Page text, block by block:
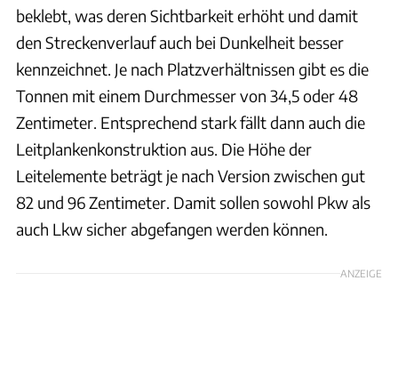
beklebt, was deren Sichtbarkeit erhöht und damit
den Streckenverlauf auch bei Dunkelheit besser
kennzeichnet. Je nach Platzverhältnissen gibt es die
Tonnen mit einem Durchmesser von 34,5 oder 48
Zentimeter. Entsprechend stark fällt dann auch die
Leitplankenkonstruktion aus. Die Höhe der
Leitelemente beträgt je nach Version zwischen gut
82 und 96 Zentimeter. Damit sollen sowohl Pkw als
auch Lkw sicher abgefangen werden können.
ANZEIGE